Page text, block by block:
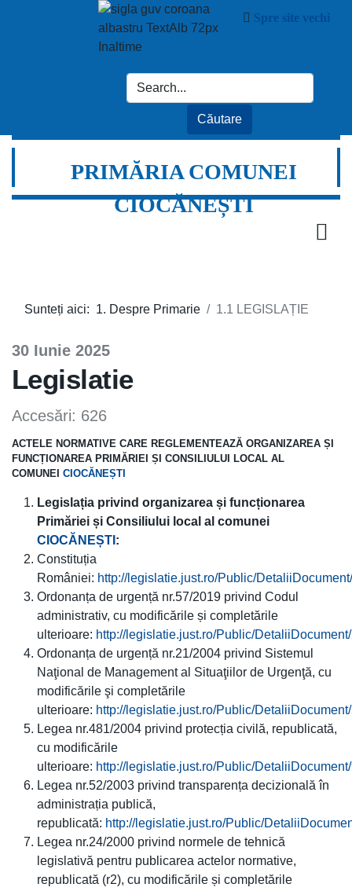
Spre site vechi
PRIMĂRIA COMUNEI
CIOCĂNEȘTI
Sunteți aici: 1. Despre Primarie 1.1 LEGISLAȚIE
Legislatie
30 Iunie 2025
Accesări: 626
ACTELE NORMATIVE CARE REGLEMENTEAZĂ ORGANIZAREA ȘI
FUNCȚIONAREA PRIMĂRIEI ȘI CONSILIULUI LOCAL AL
COMUNEI CIOCĂNEȘTI
Legislația privind organizarea și funcționarea
Primăriei și Consiliului local al comunei
CIOCĂNEȘTI :
Constituția
României: http://legislatie.just.ro/Public/
Ordonanța de urgență nr.57/2019 privind Codul
administrativ, cu modificările și completările
ulterioare: http://legislatie.just.ro/Public/
Ordonanța de urgență nr.21/2004 privind Sistemul
Naţional de Management al Situaţiilor de Urgenţă, cu
modificările şi completările
ulterioare: http://legislatie.just.ro/Public/
Legea nr.481/2004 privind protecția civilă, republicată,
cu modificările
ulterioare: http://legislatie.just.ro/Public/
Legea nr.52/2003 privind transparența decizională în
administrația publică,
republicată: http://legislatie.just.ro/Public/
Legea nr.24/2000 privind normele de tehnică
legislativă pentru publicarea actelor normative,
republicată (r2), cu modificările și completările